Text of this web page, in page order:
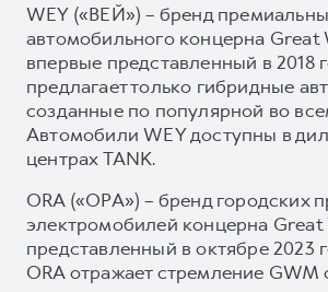
WEY («ВЕЙ») – бренд
автомобильного концерна Great
впервые представленный в 2018
предлагает только гибридные
созданные по популярной во
Автомобили WEY доступны в
центрах TANK.
ORA («ОРА») – бренд городских
электромобилей концерна
представленный в октябре 2023
ORA отражает стремление GWM